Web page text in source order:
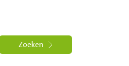
Zoeken